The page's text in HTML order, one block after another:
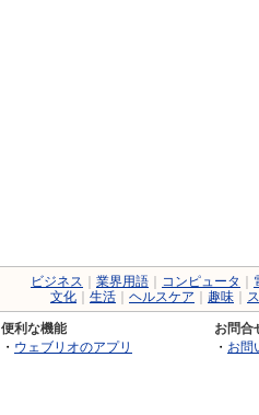
ビジネス 業界用語 コンピュータ
文化
生活 ヘルスケア 趣味
便利な機能
・ ウェブリオのアプリ
お問合
・ お問